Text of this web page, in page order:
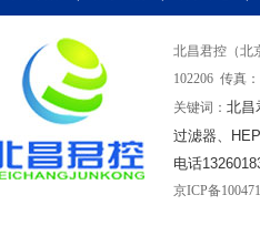
北昌君控（北
102206 传真
关键词： 北昌
过滤器、
电话
京ICP备